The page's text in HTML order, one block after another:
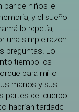
par de niños le
y el sueño
lo repetía,
una simple razón:
preguntas. Lo
tiempo los
para mí lo
manos y sus
partes del cuerpo
habrían tardado